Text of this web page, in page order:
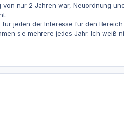
nur 2 Jahren war, Neuordnung
jeden der Interesse für den
sie mehrere jedes Jahr. Ich weiß